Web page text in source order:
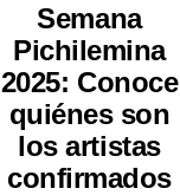
Semana
Pichilemina
2025: Conoce
quiénes son
los artistas
confirmados